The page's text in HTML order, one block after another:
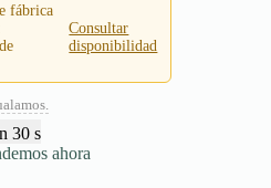
fábrica
Consultar
disponibilidad
30 s
ahora